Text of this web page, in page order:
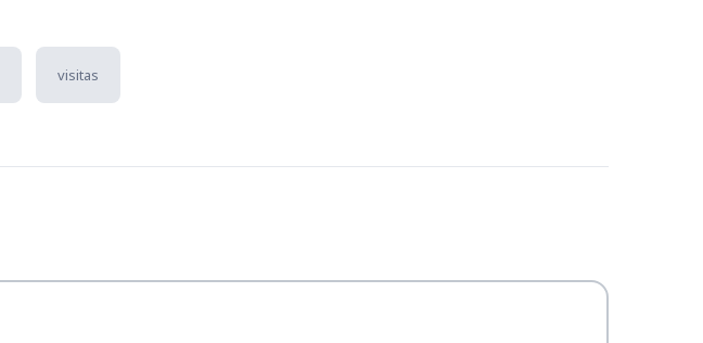
visitas